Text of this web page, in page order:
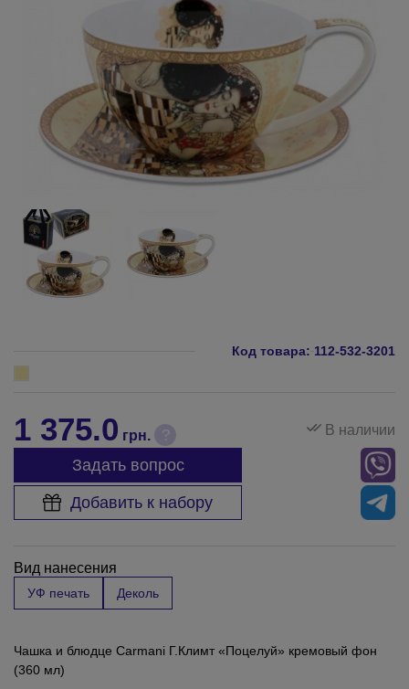
Код товара: 112-532-3201
1 375.0 грн. ? В наличии
Задать вопрос
Добавить к набору
Вид нанесения
УФ печать Деколь
Чашка и блюдце Carmani Г.Климт «Поцелуй» кремовый фон
(360 мл)